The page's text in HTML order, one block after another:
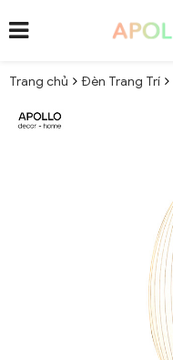
Trang chủ Đèn Trang Trí